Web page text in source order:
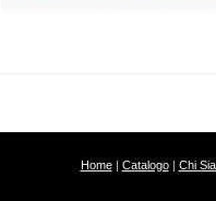
Home| Catalogo| Chi